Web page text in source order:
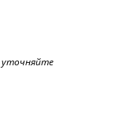
уточняйте